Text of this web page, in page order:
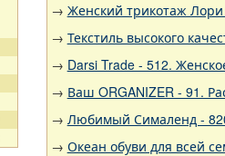
→ Женский трикотаж
→ Текстиль высокого
→ Darsi Trade - 512.
→ Ваш ORGANIZER - 91.
→ Любимый Сималенд -
→ Океан обуви для всей